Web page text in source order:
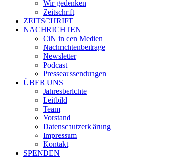
Wir gedenken
Zeitschrift
ZEITSCHRIFT
NACHRICHTEN
CiN in den Medien
Nachrichtenbeiträge
Newsletter
Podcast
Presseaussendungen
ÜBER UNS
Jahresberichte
Leitbild
Team
Vorstand
Datenschutzerklärung
Impressum
Kontakt
SPENDEN